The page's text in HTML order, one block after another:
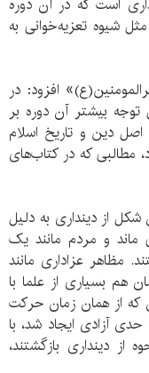
شیوه تعزیه‌خوانی به
افزود: در
توجه بیشتر آن دوره بر
دین و تاریخ اسلام
مطالبی که در کتاب‌های
از دینداری به دلیل
ماند و مردم مانند یک
مظاهر عزاداری مانند
هم بسیاری از علما با
که از همان زمان حرکت
آزادی ایجاد شد، با
دینداری بازگشتند،